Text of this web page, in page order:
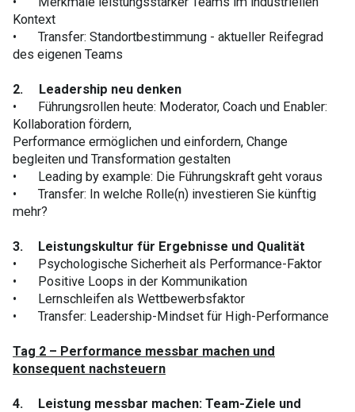
Kontext
•
Transfer: Standortbestimmung - aktueller Reifegrad
des eigenen Teams
2. Leadership neu denken
•
Führungsrollen heute: Moderator, Coach und Enabler:
Kollaboration fördern,
Performance ermöglichen und einfordern, Change
begleiten und Transformation gestalten
•
Leading by example: Die Führungskraft geht voraus
•
Transfer: In welche Rolle(n) investieren Sie künftig
mehr?
3.
Leistungskultur für Ergebnisse und Qualität
•
Psychologische Sicherheit als Performance-Faktor
•
Positive Loops in der Kommunikation
•
Lernschleifen als Wettbewerbsfaktor
•
Transfer: Leadership-Mindset für High-Performance
Tag 2 – Performance messbar machen und
konsequent nachsteuern
4.
Leistung messbar machen: Team-Ziele und